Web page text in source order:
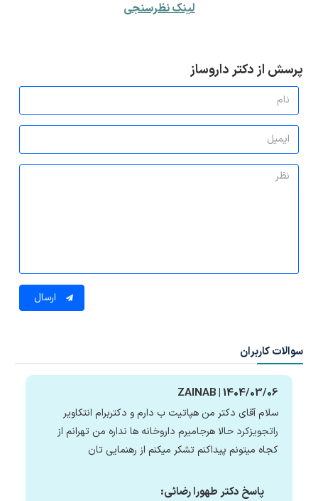
لینک نظرسنجی
پرسش از دکتر داروساز
ارسال
سوالات کاربران
ZAINAB | 1404/03/06
سلام آقای دکتر من هپاتیت ب دارم و دکتربرام انتکاویر
راتجویزکرد حالا هرجامیرم داروخانه ها نداره من تهرانم از
کجاه میتونم پیداکنم تشکر میکنم از رهنمایی تان
پاسخ دکتر طهورا رضائی: